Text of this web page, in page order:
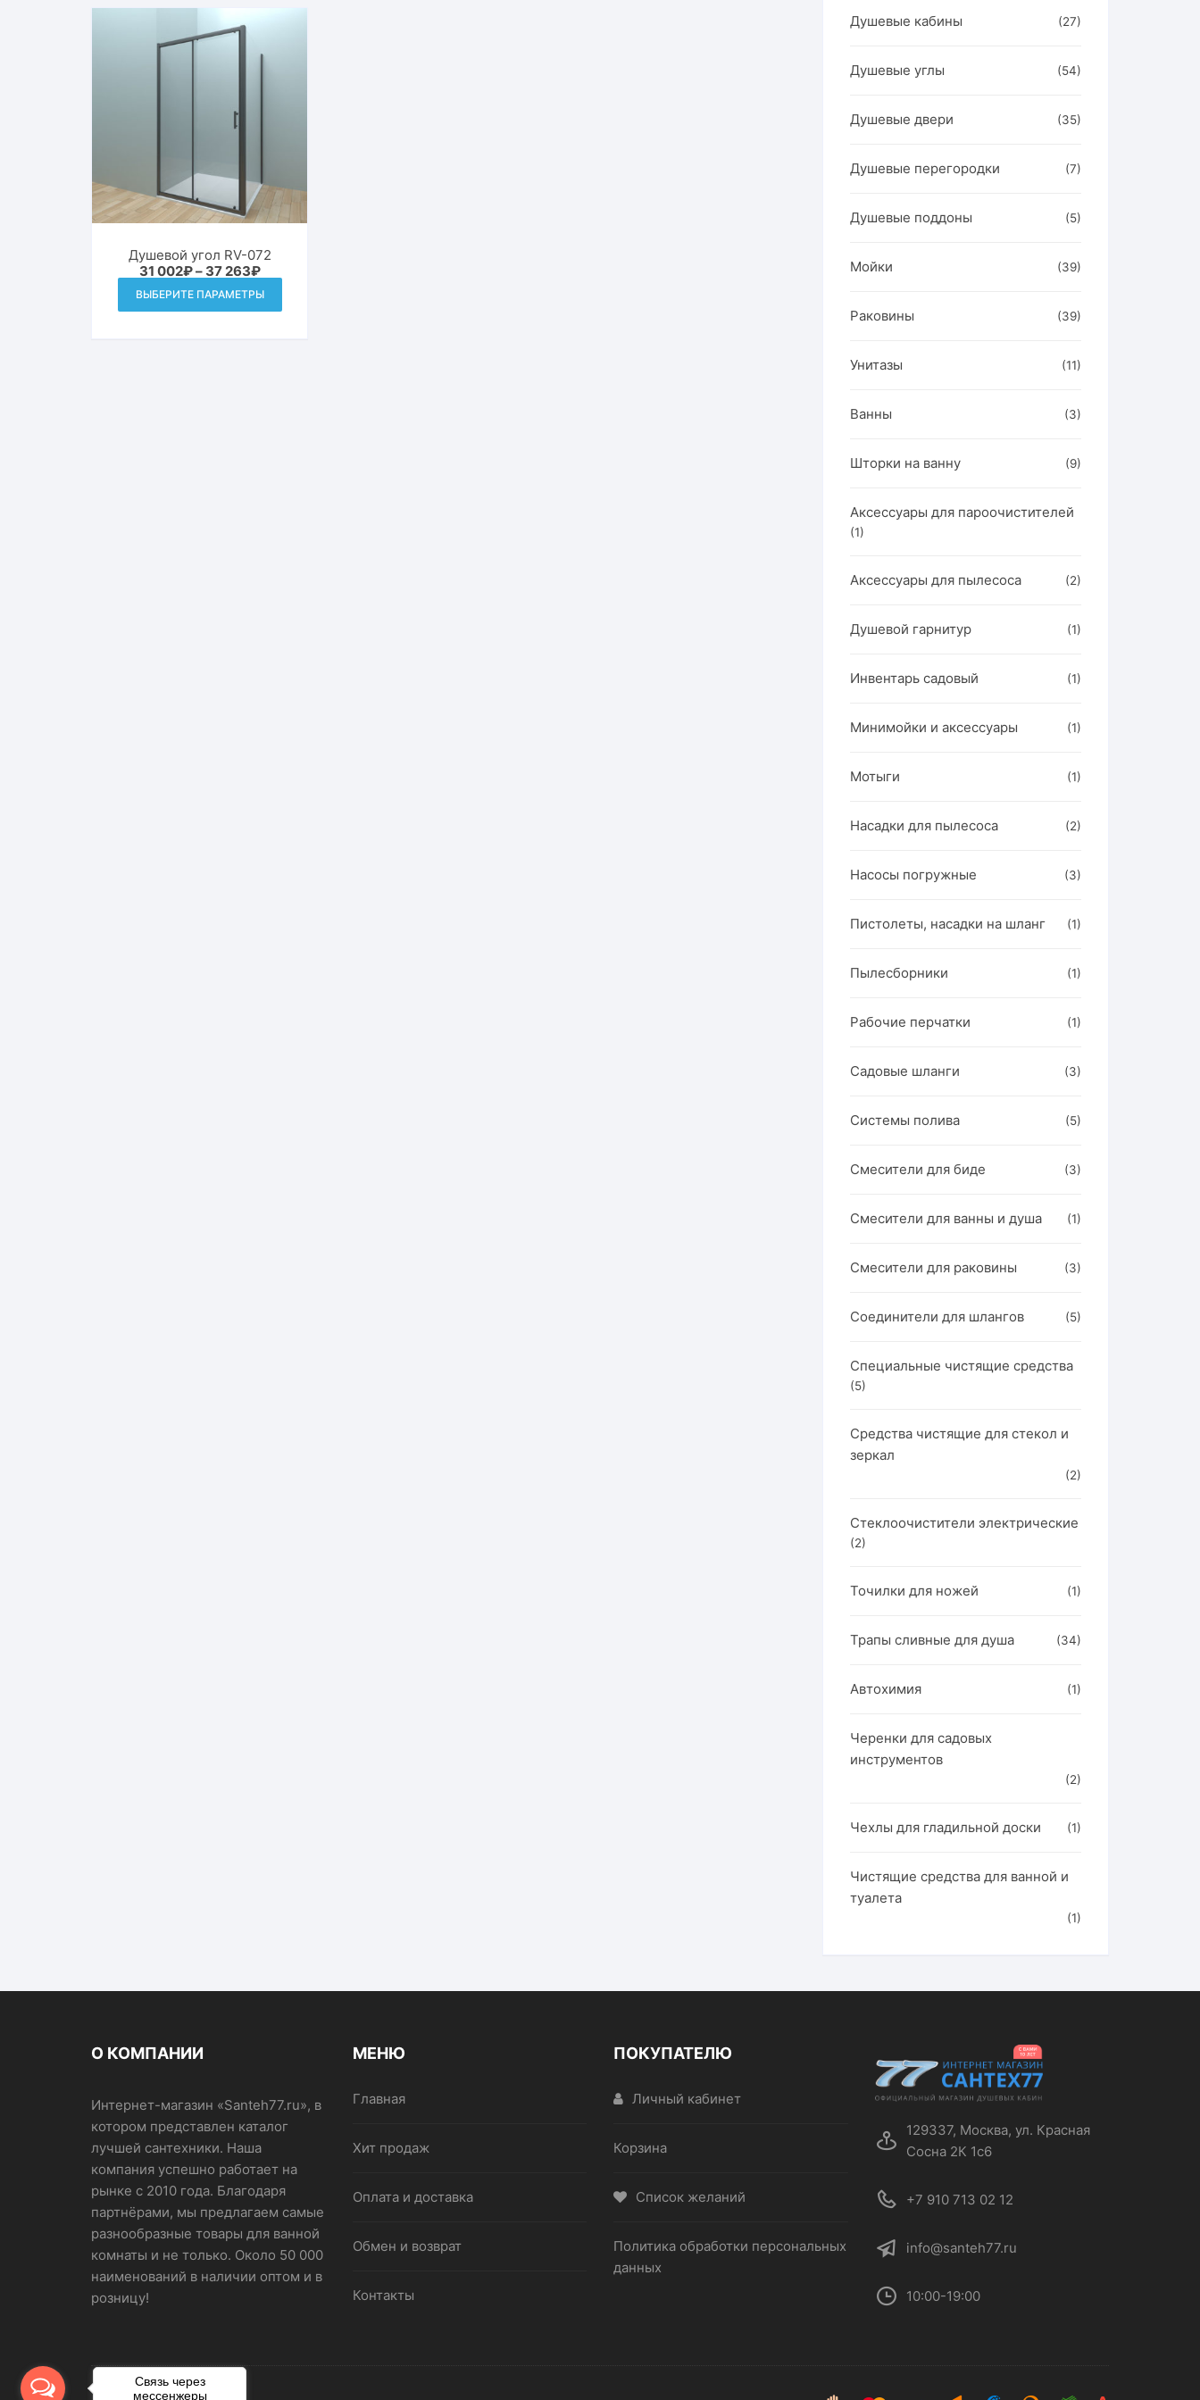
Душевой угол RV-072
31 002₽– 37 263₽Диапазон
цен:
31
002₽
ВЫБЕРИТЕ ПАРАМЕТРЫ
товар
Душевые кабины (27)
Душевые углы (54)
Душевые двери (35)
Душевые перегородки (7)
Душевые поддоны (5)
Мойки (39)
Раковины (39)
Унитазы (11)
Ванны (3)
Шторки на ванну (9)
Аксессуары для пароочистителей
(1)
Аксессуары для пылесоса (2)
Душевой гарнитур (1)
Инвентарь садовый (1)
Минимойки и аксессуары (1)
Мотыги (1)
Насадки для пылесоса (2)
Насосы погружные (3)
Пистолеты, насадки на шланг (1)
Пылесборники (1)
Рабочие перчатки (1)
Садовые шланги (3)
Системы полива (5)
Смесители для биде (3)
Смесители для ванны и душа (1)
Смесители для раковины (3)
Соединители для шлангов (5)
Специальные чистящие средства
(5)
Средства чистящие для стекол и
зеркал
(2)
Стеклоочистители электрические
(2)
Точилки для ножей (1)
Трапы сливные для душа (34)
Автохимия (1)
Черенки для садовых
инструментов
(2)
Чехлы для гладильной доски (1)
Чистящие средства для ванной и
туалета
(1)
О КОМПАНИИ
Интернет-магазин «Santeh77.ru», в
котором представлен каталог
лучшей сантехники. Наша
компания успешно работает на
рынке с 2010 года. Благодаря
партнёрами, мы предлагаем самые
разнообразные товары для ванной
комнаты и не только. Около 50 000
наименований в наличии оптом и в
розницу!
МЕНЮ
Главная
Хит продаж
Оплата и доставка
Обмен и возврат
Контакты
ПОКУПАТЕЛЮ
Личный кабинет
Корзина
Список желаний
Политика обработки персональных
данных
129337, Москва, ул. Красная
Сосна 2К 1с6
+7 910 713 02 12
info@santeh77.ru
10:00-19:00
Связь через
мессенжеры